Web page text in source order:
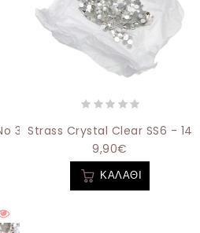
30 Μαύρο 30τμχ
Strass Crystal Clear SS6 -
9,90€
ΚΑΛΆΘΙ